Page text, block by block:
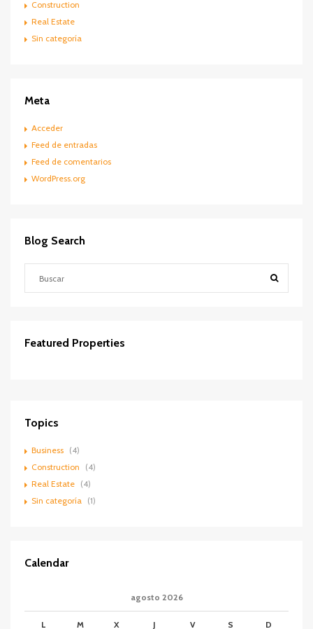
Construction
Real Estate
Sin categoría
Meta
Acceder
Feed de entradas
Feed de comentarios
WordPress.org
Blog Search
Featured Properties
Topics
Business (4)
Construction
(4)
Real Estate (4)
Sin categoría (1)
Calendar
agosto 2026
L M X J V S D